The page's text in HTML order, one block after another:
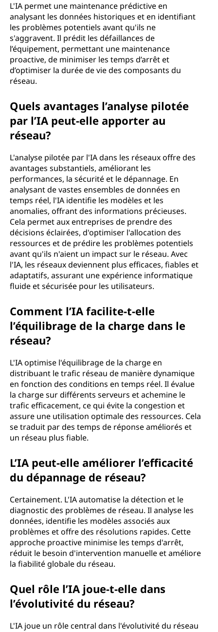
L'IA permet une maintenance prédictive en
analysant les données historiques et en identifiant
les problèmes potentiels avant qu'ils ne
s'aggravent. Il prédit les défaillances de
l’équipement, permettant une maintenance
proactive, de minimiser les temps d’arrêt et
d’optimiser la durée de vie des composants du
réseau.
Quels avantages l’analyse pilotée
par l’IA peut-elle apporter au
réseau?
L'analyse pilotée par l'IA dans les réseaux offre des
avantages substantiels, améliorant les
performances, la sécurité et le dépannage. En
analysant de vastes ensembles de données en
temps réel, l'IA identifie les modèles et les
anomalies, offrant des informations précieuses.
Cela permet aux entreprises de prendre des
décisions éclairées, d'optimiser l'allocation des
ressources et de prédire les problèmes potentiels
avant qu'ils n'aient un impact sur le réseau. Avec
l'IA, les réseaux deviennent plus efficaces, fiables et
adaptatifs, assurant une expérience informatique
fluide et sécurisée pour les utilisateurs.
Comment l’IA facilite-t-elle
l’équilibrage de la charge dans le
réseau?
L'IA optimise l'équilibrage de la charge en
distribuant le trafic réseau de manière dynamique
en fonction des conditions en temps réel. Il évalue
la charge sur différents serveurs et achemine le
trafic efficacement, ce qui évite la congestion et
assure une utilisation optimale des ressources. Cela
se traduit par des temps de réponse améliorés et
un réseau plus fiable.
L’IA peut-elle améliorer l’efficacité
du dépannage de réseau?
Certainement. L'IA automatise la détection et le
diagnostic des problèmes de réseau. Il analyse les
données, identifie les modèles associés aux
problèmes et offre des résolutions rapides. Cette
approche proactive minimise les temps d'arrêt,
réduit le besoin d'intervention manuelle et améliore
la fiabilité globale du réseau.
Quel rôle l’IA joue-t-elle dans
l’évolutivité du réseau?
L'IA joue un rôle central dans l'évolutivité du réseau